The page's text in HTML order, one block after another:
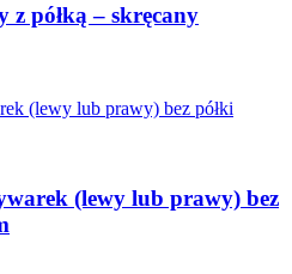
z półką – skręcany
(lewy lub prawy) bez